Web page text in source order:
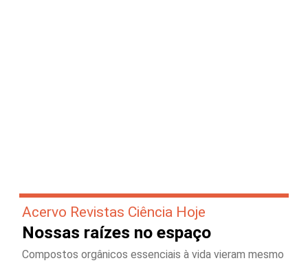
Acervo Revistas Ciência Hoje
Nossas raízes no espaço
Compostos orgânicos essenciais à vida vieram mesmo